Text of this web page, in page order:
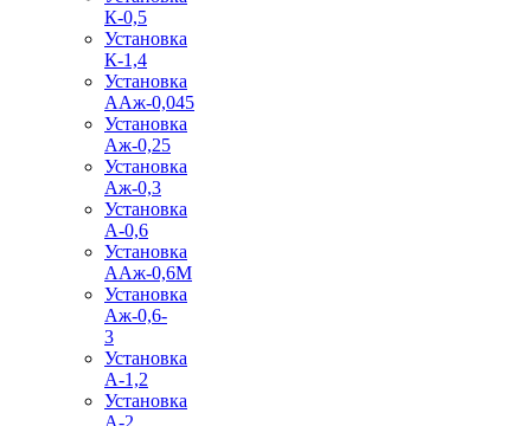
К-0,5
Установка
К-1,4
Установка
ААж-0,045
Установка
Аж-0,25
Установка
Аж-0,3
Установка
А-0,6
Установка
ААж-0,6М
Установка
Аж-0,6-
3
Установка
А-1,2
Установка
А-2